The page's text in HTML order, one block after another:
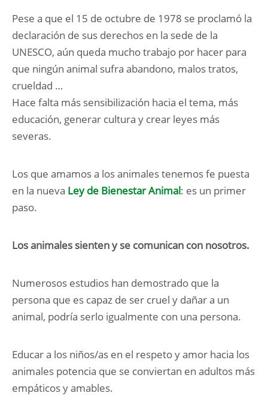
Pese a que el 15 de octubre de 1978 se proclamó la
declaración de sus derechos en la sede de la
UNESCO, aún queda mucho trabajo por hacer para
que ningún animal sufra abandono, malos tratos,
crueldad …
Hace falta más sensibilización hacia el tema, más
educación, generar cultura y crear leyes más
severas.
Los que amamos a los animales tenemos fe puesta
en la nueva Ley de Bienestar Animal: es un primer
paso.
Los animales sienten y se comunican con nosotros.
Numerosos estudios han demostrado que la
persona que es capaz de ser cruel y dañar a un
animal, podría serlo igualmente con una persona.
Educar a los niños/as en el respeto y amor hacia los
animales potencia que se conviertan en adultos más
empáticos y amables.